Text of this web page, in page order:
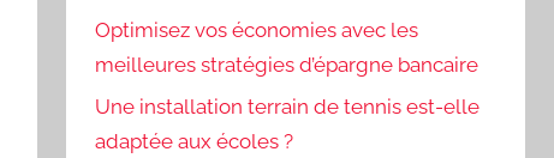
Optimisez vos économies avec les
meilleures stratégies d’épargne bancaire
Une installation terrain de tennis est-elle
adaptée aux écoles ?